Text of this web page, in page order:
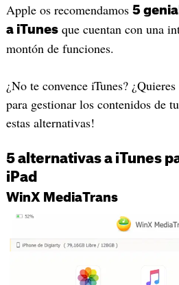
Apple os recomendamos 5
a iTunesque cuentan con una
montón de funciones.
¿No te convence iTunes?
para gestionar los contenidos de
estas alternativas!
5 alternativas a iTunes
iPad
WinX MediaTrans